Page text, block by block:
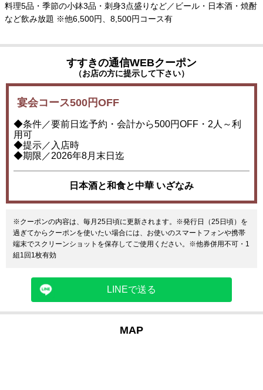
料理5品・季節の小鉢3品・刺身3点盛りなど／ビール・日本酒・焼酎
など飲み放題 ※他6,500円、8,500円コース有
すすきの通信WEBクーポン
（お店の方に提示して下さい）
宴会コース500円OFF
◆条件／要前日迄予約・会計から500円OFF・2人～利
用可
◆提示／入店時
◆期限／2026年8月末日迄
日本酒と和食と中華 いざなみ
※クーポンの内容は、毎月25日頃に更新されます。※発行日（25日頃）を
過ぎてからクーポンを使いたい場合には、お使いのスマートフォンや携帯
端末でスクリーンショットを保存してご使用ください。※他券併用不可・1
組1回1枚有効
LINEで送る
MAP